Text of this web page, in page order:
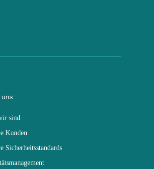
uns
sind
Kunden
Sicherheitsstandards